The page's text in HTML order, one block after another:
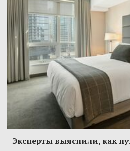
Эксперты выяснили, как